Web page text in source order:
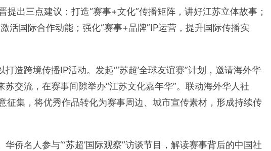
提出三点建议：打造“赛事+文化”传播矩阵，讲好江苏立体故事；
活国际合作动能；强化“赛事+品牌”IP运营，提升国际传播实
造跨境传播IP活动。发起“‘苏超’全球友谊赛”计划，邀请海外华
交流，在赛事间隙举办“江苏文化嘉年华”。联动海外华人社
意征集，将优秀作品转化为赛事周边、城市宣传素材，形成持续传
侨名人参与“‘苏超’国际观察”访谈节目，解读赛事背后的中国社